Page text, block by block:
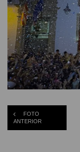
FOTO
ANTERIOR